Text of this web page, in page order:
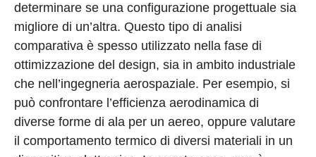
determinare se una configurazione progettuale sia
migliore di un’altra. Questo tipo di analisi
comparativa è spesso utilizzato nella fase di
ottimizzazione del design, sia in ambito industriale
che nell’ingegneria aerospaziale. Per esempio, si
può confrontare l’efficienza aerodinamica di
diverse forme di ala per un aereo, oppure valutare
il comportamento termico di diversi materiali in un